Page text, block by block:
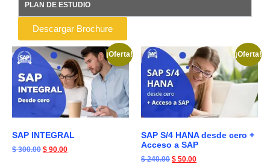
PLAN DE ESTUDIO
Descargar Brochure
¡Oferta!
SAP INTEGRAL
$300.00 $ 90.00
¡Oferta!
SAP S/4 HANA desde cero +
Acceso a SAP
$240.00 $ 50.00